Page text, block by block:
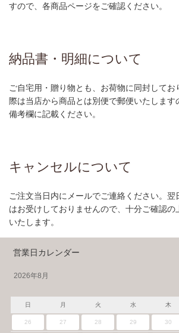
すので、各商品ページをご確認ください。
納品書・明細について
ご自宅用・贈り物とも、お荷物に同封してお
際は当店から商品とは別便で郵便いたします
備考欄に記載ください。
キャンセルについて
ご注文当日内にメールでご連絡ください。翌
はお受けしておりませんので、十分ご確認の
いたします。
営業日カレンダー
2026年8月
日 月 火 水 木
26 27 28 29 30